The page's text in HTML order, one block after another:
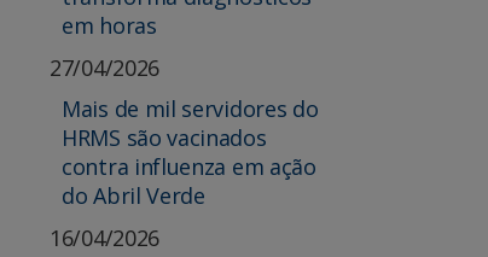
em horas
27/04/2026
Mais de mil servidores do
HRMS são vacinados
contra influenza em ação
do Abril Verde
16/04/2026